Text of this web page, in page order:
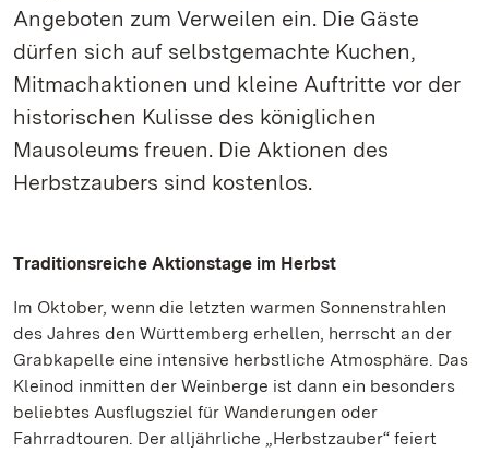
Angeboten zum Verweilen ein. Die Gäste
dürfen sich auf selbstgemachte Kuchen,
Mitmachaktionen und kleine Auftritte vor der
historischen Kulisse des königlichen
Mausoleums freuen. Die Aktionen des
Herbstzaubers sind kostenlos.
Traditionsreiche Aktionstage im Herbst
Im Oktober, wenn die letzten warmen Sonnenstrahlen
des Jahres den Württemberg erhellen, herrscht an der
Grabkapelle eine intensive herbstliche Atmosphäre. Das
Kleinod inmitten der Weinberge ist dann ein besonders
beliebtes Ausflugsziel für Wanderungen oder
Fahrradtouren. Der alljährliche „Herbstzauber“ feiert